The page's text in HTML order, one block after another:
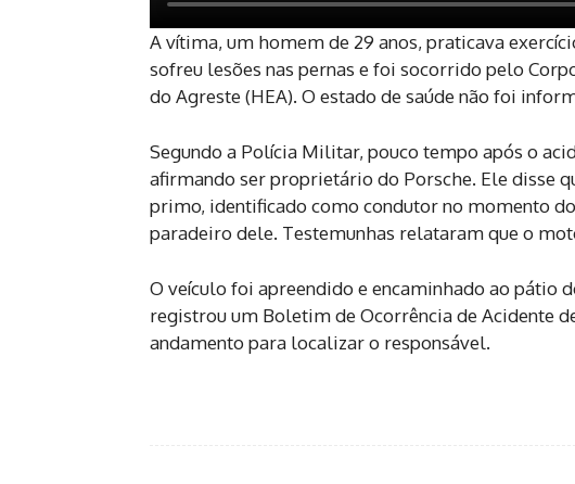
A vítima, um homem de 29 anos, praticava
sofreu lesões nas pernas e foi socorrido pelo
do Agreste (HEA). O estado de saúde não foi
Segundo a Polícia Militar, pouco tempo após o
afirmando ser proprietário do Porsche. Ele disse
primo, identificado como condutor no momento
paradeiro dele. Testemunhas relataram que o
O veículo foi apreendido e encaminhado ao pátio
registrou um Boletim de Ocorrência de Acidente
andamento para localizar o responsável.